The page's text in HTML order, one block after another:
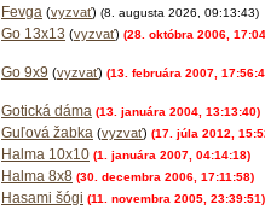
Fevga (vyzvať) (8. augusta 2026, 09:13:43)
Go 13x13 (vyzvať) (28. októbra 2006,
Go 9x9 (vyzvať) (13. februára 2007,
Gotická dáma (13. januára 2004, 13:13:40)
Guľová žabka (vyzvať) (17. júla 2012,
Halma 10x10 (1. januára 2007, 04:14:18)
Halma 8x8 (30. decembra 2006, 17:11:58)
Hasami šógi (11. novembra 2005, 23:39:51)